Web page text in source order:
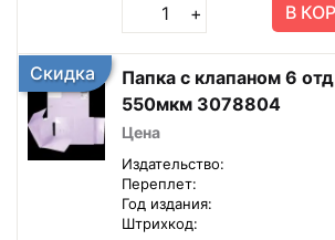
+ В
Скидка
Папка с клапаном 6
550мкм 3078804
Цена
Издательство:
Переплет:
Год издания:
Штрихкод: